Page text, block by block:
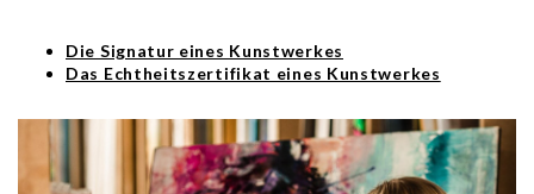
Die Signatur eines Kunstwerkes
Das Echtheitszertifikat eines Kunstwerkes